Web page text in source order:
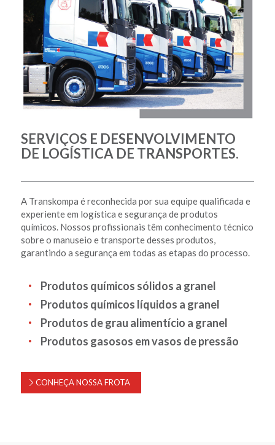
SERVIÇOS E DESENVOLVIMENTO
DE LOGÍSTICA DE TRANSPORTES.
A Transkompa é reconhecida por sua equipe qualificada e
experiente em logística e segurança de produtos
químicos. Nossos profissionais têm conhecimento técnico
sobre o manuseio e transporte desses produtos,
garantindo a segurança em todas as etapas do processo.
Produtos químicos sólidos a granel
Produtos químicos líquidos a granel
Produtos de grau alimentício a granel
Produtos gasosos em vasos de pressão
CONHEÇA NOSSA FROTA